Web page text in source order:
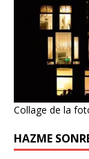
Collage de la
HAZME